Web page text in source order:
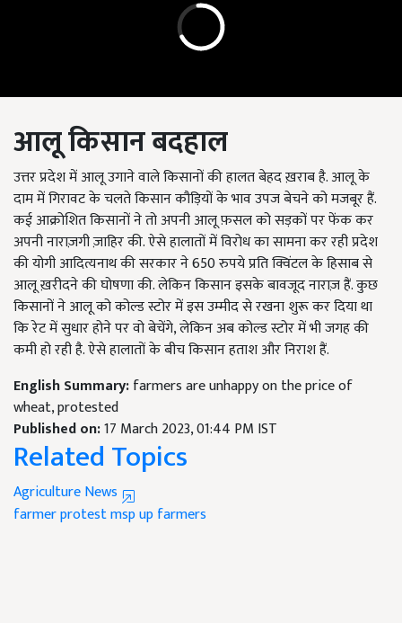
आलू किसान बदहाल
उत्तर प्रदेश में आलू उगाने वाले किसानों की हालत बेहद ख़राब है. आलू के
दाम में गिरावट के चलते किसान कौड़ियों के भाव उपज बेचने को मजबूर हैं.
कई आक्रोशित किसानों ने तो अपनी आलू फ़सल को सड़कों पर फेंक कर
अपनी नाराज़गी ज़ाहिर की. ऐसे हालातों में विरोध का सामना कर रही प्रदेश
की योगी आदित्यनाथ की सरकार ने 650 रुपये प्रति क्विंटल के हिसाब से
आलू ख़रीदने की घोषणा की. लेकिन किसान इसके बावजूद नाराज़ हैं. कुछ
किसानों ने आलू को कोल्ड स्टोर में इस उम्मीद से रखना शुरू कर दिया था
कि रेट में सुधार होने पर वो बेचेंगे, लेकिन अब कोल्ड स्टोर में भी जगह की
कमी हो रही है. ऐसे हालातों के बीच किसान हताश और निराश हैं.
English Summary:farmers are unhappy on the price of
wheat, protested
Published on:17 March 2023, 01:44 PM IST
Related Topics
Agriculture News
farmer protestmspup farmers